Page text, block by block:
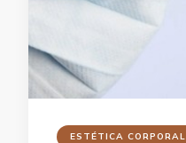
ESTÉTICA CORPORAL